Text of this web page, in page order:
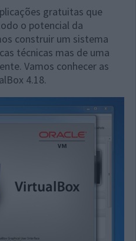
gratuitas que
o potencial da
construir um sistema
técnicas mas de uma
Vamos conhecer as
4.18.